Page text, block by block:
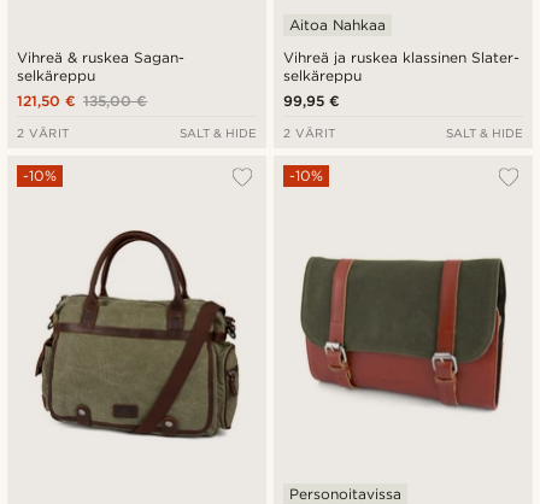
Vihreä & ruskea Sagan-
selkäreppu
135,00 €
121,50 €
2 VÄRIT SALT & HIDE
Vihreä ja ruskea klassinen Slater-
selkäreppu
Aitoa Nahkaa
99,95 €
2 VÄRIT SALT & HIDE
-10% -10%
Personoitavissa